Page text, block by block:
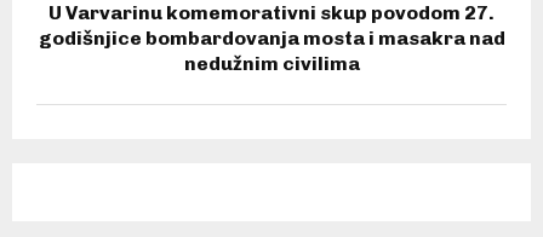
U Varvarinu komemorativni skup povodom 27.
godišnjice bombardovanja mosta i masakra nad
nedužnim civilima